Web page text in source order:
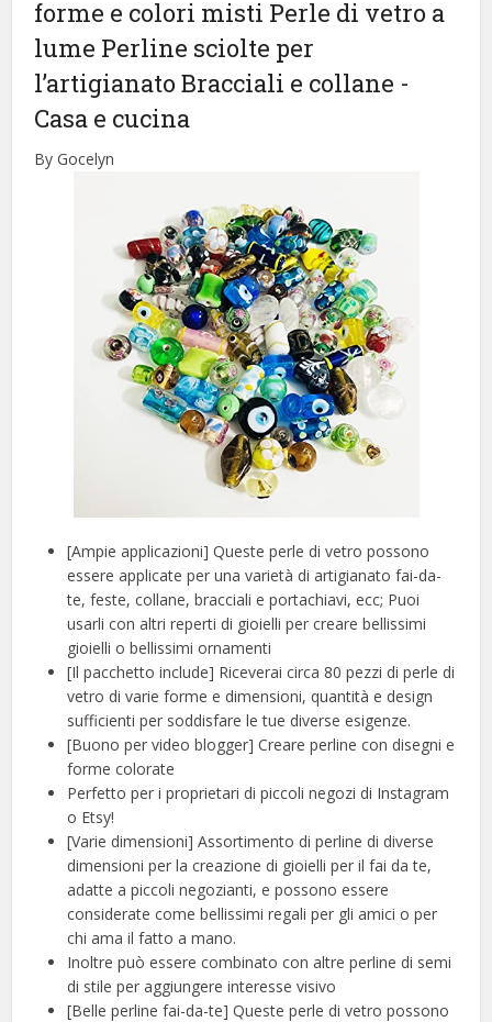
forme e colori misti Perle di vetro a
lume Perline sciolte per
l’artigianato Bracciali e collane -
Casa e cucina
By Gocelyn
[Ampie applicazioni] Queste perle di vetro possono
essere applicate per una varietà di artigianato fai-da-
te, feste, collane, bracciali e portachiavi, ecc; Puoi
usarli con altri reperti di gioielli per creare bellissimi
gioielli o bellissimi ornamenti
[Il pacchetto include] Riceverai circa 80 pezzi di perle di
vetro di varie forme e dimensioni, quantità e design
sufficienti per soddisfare le tue diverse esigenze.
[Buono per video blogger] Creare perline con disegni e
forme colorate
Perfetto per i proprietari di piccoli negozi di Instagram
o Etsy!
[Varie dimensioni] Assortimento di perline di diverse
dimensioni per la creazione di gioielli per il fai da te,
adatte a piccoli negozianti, e possono essere
considerate come bellissimi regali per gli amici o per
chi ama il fatto a mano.
Inoltre può essere combinato con altre perline di semi
di stile per aggiungere interesse visivo
[Belle perline fai-da-te] Queste perle di vetro possono